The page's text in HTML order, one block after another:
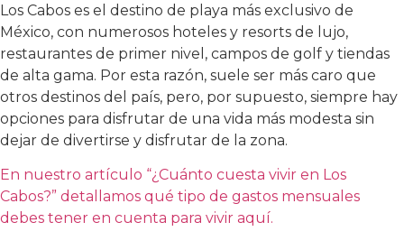
Los Cabos es el destino de playa más exclusivo de
México, con numerosos hoteles y resorts de lujo,
restaurantes de primer nivel, campos de golf y tiendas
de alta gama. Por esta razón, suele ser más caro que
otros destinos del país, pero, por supuesto, siempre hay
opciones para disfrutar de una vida más modesta sin
dejar de divertirse y disfrutar de la zona.
En nuestro artículo “¿Cuánto cuesta vivir en Los
Cabos?” detallamos qué tipo de gastos mensuales
debes tener en cuenta para vivir aquí.